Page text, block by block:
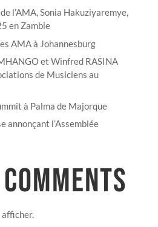
l’AMA, Sonia Hakuziyaremye,
en Zambie
AMA à Johannesburg
et Winfred RASINA
de Musiciens au
à Palma de Majorque
annonçant l’Assemblée
afficher.